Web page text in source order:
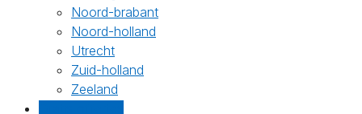
Noord-brabant
Noord-holland
Utrecht
Zuid-holland
Zeeland